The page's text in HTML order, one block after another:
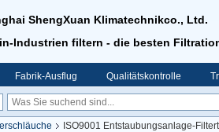
ShengXuan Klimatechnikco., Ltd.
Industrien filtern - die besten
Fabrik-Ausflug Qualitätskontrolle
ISO9001 Entstaubungsanlage-